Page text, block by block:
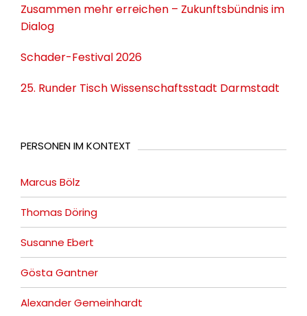
Zusammen mehr erreichen – Zukunftsbündnis im
Dialog
Schader-Festival 2026
25. Runder Tisch Wissenschaftsstadt Darmstadt
PERSONEN IM KONTEXT
Marcus Bölz
Thomas Döring
Susanne Ebert
Gösta Gantner
Alexander Gemeinhardt